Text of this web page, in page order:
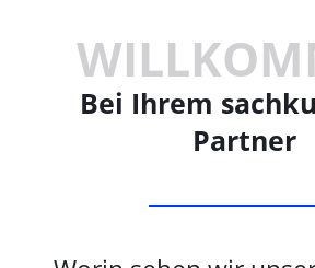
Bei Ihrem
Partner